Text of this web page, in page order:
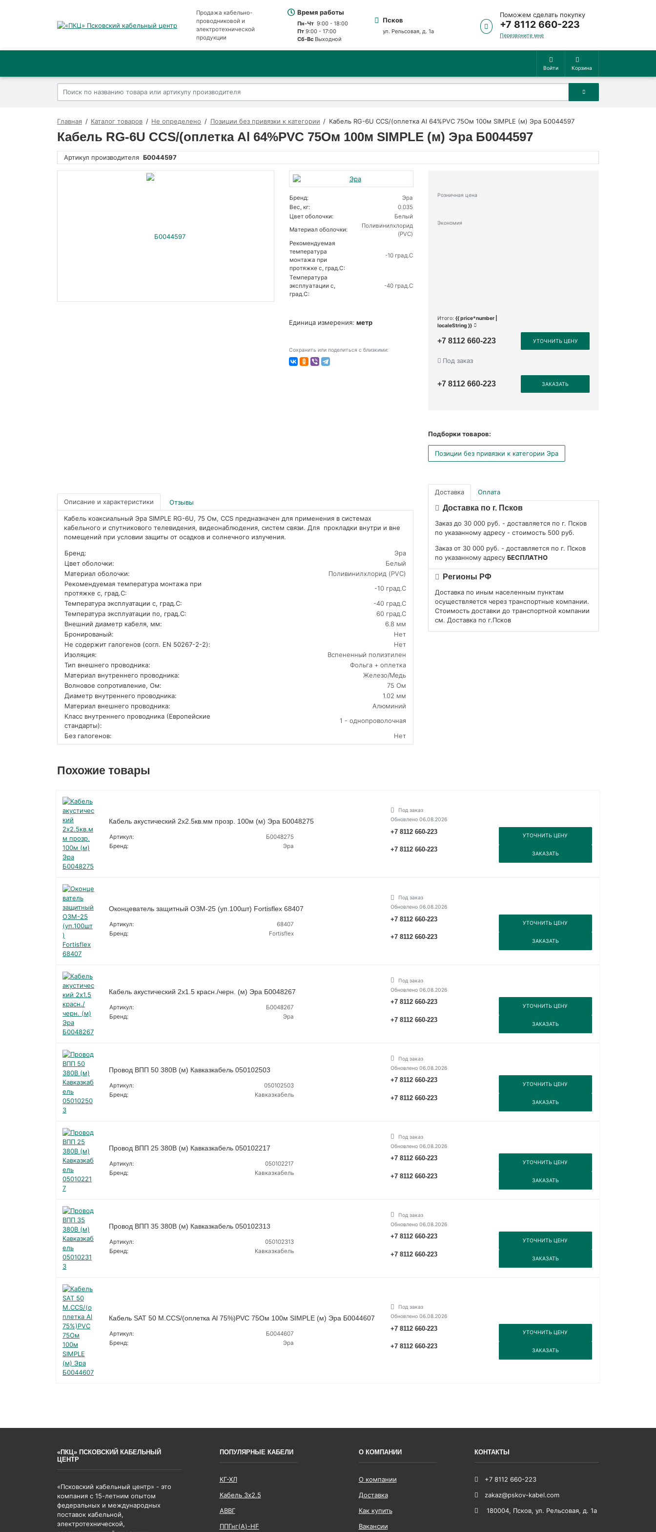
Продажа кабельно-
проводниковой и
электротехнической
продукции
Время работы
Пн-Чт9:00 - 18:00
Пт9:00 - 17:00
Сб-ВсВыходной
Псков
ул. Рельсовая, д. 1а
Поможем сделать покупку
+7 8112 660-223
Перезвоните мне
Войти Корзина
Главная Каталог товаров Не определено Позиции без привязки к категории Кабель RG-6U CCS/(оплетка Al 64%PVC 75Ом 100м SIMPLE (м) Эра Б0044597
Кабель RG-6U CCS/(оплетка Al 64%PVC 75Ом 100м SIMPLE (м) Эра Б0044597
Артикул производителя Б0044597
Бренд:
Эра
Вес, кг:
0.035
Цвет оболочки:
Белый
Материал оболочки:
Поливинилхлорид
(PVC)
Рекомендуемая
температура
монтажа при
протяжке с, град.C:
-10 град.C
Температура
эксплуатации с,
град.C:
-40 град.C
Единица измерения: метр
Сохранить или поделиться с близкими:
Розничная цена
Экономия
Итого: {{ price*number |
localeString }}
+7 8112 660-223 УТОЧНИТЬ ЦЕНУ
Под заказ
+7 8112 660-223 ЗАКАЗАТЬ
Подборки товаров:
Позиции без привязки к категории Эра
Доставка Оплата
Доставка по г. Псков
Заказ до 30 000 руб. - доставляется по г. Псков
по указанному адресу - стоимость 500 руб.
Заказ от 30 000 руб. - доставляется по г. Псков
по указанному адресу БЕСПЛАТНО
Регионы РФ
Доставка по иным населенным пунктам
осуществляется через транспортные компании.
Стоимость доставки до транспортной компании
см. Доставка по г.Псков
Описание и характеристики Отзывы
Кабель коаксиальный Эра SIMPLE RG-6U, 75 Ом, CCS предназначен для применения в системах
кабельного и спутникового телевидения, видеонаблюдения, систем связи. Для прокладки внутри и вне
помещений при условии защиты от осадков и солнечного излучения.
Бренд:
Эра
Цвет оболочки:
Белый
Материал оболочки:
Поливинилхлорид (PVC)
Рекомендуемая температура монтажа при
протяжке с, град.C:
-10 град.C
Температура эксплуатации с, град.C:
-40 град.C
Температура эксплуатации по, град.C:
60 град.C
Внешний диаметр кабеля, мм:
6.8 мм
Бронированый:
Нет
Не содержит галогенов (согл. EN 50267-2-2):
Нет
Изоляция:
Вспененный полиэтилен
Тип внешнего проводника:
Фольга + оплетка
Материал внутреннего проводника:
Железо/Медь
Волновое сопротивление, Ом:
75 Ом
Диаметр внутреннего проводника:
1.02 мм
Материал внешнего проводника:
Алюминий
Класс внутреннего проводника (Европейские
стандарты):
1 - однопроволочная
Без галогенов:
Нет
Похожие товары
Кабель акустический 2х2.5кв.мм прозр. 100м (м) Эра Б0048275
Артикул:
Б0048275
Бренд:
Эра
Под заказ
Обновлено 06.08.2026
+7 8112 660-223
УТОЧНИТЬ ЦЕНУ
+7 8112 660-223
ЗАКАЗАТЬ
Оконцеватель защитный ОЗМ-25 (уп.100шт) Fortisflex 68407
Артикул:
68407
Бренд:
Fortisflex
Под заказ
Обновлено 06.08.2026
+7 8112 660-223
УТОЧНИТЬ ЦЕНУ
+7 8112 660-223
ЗАКАЗАТЬ
Кабель акустический 2х1.5 красн./черн. (м) Эра Б0048267
Артикул:
Б0048267
Бренд:
Эра
Под заказ
Обновлено 06.08.2026
+7 8112 660-223
УТОЧНИТЬ ЦЕНУ
+7 8112 660-223
ЗАКАЗАТЬ
Провод ВПП 50 380В (м) Кавказкабель 050102503
Артикул:
050102503
Бренд:
Кавказкабель
Под заказ
Обновлено 06.08.2026
+7 8112 660-223
УТОЧНИТЬ ЦЕНУ
+7 8112 660-223
ЗАКАЗАТЬ
Провод ВПП 25 380В (м) Кавказкабель 050102217
Артикул:
050102217
Бренд:
Кавказкабель
Под заказ
Обновлено 06.08.2026
+7 8112 660-223
УТОЧНИТЬ ЦЕНУ
+7 8112 660-223
ЗАКАЗАТЬ
Провод ВПП 35 380В (м) Кавказкабель 050102313
Артикул:
050102313
Бренд:
Кавказкабель
Под заказ
Обновлено 06.08.2026
+7 8112 660-223
УТОЧНИТЬ ЦЕНУ
+7 8112 660-223
ЗАКАЗАТЬ
Кабель SAT 50 M.CCS/(оплетка Al 75%)PVC 75Ом 100м SIMPLE (м) Эра Б0044607
Артикул:
Б0044607
Бренд:
Эра
Под заказ
Обновлено 06.08.2026
+7 8112 660-223
УТОЧНИТЬ ЦЕНУ
+7 8112 660-223
ЗАКАЗАТЬ
«ПКЦ» ПСКОВСКИЙ КАБЕЛЬНЫЙ
ЦЕНТР
«Псковский кабельный центр» - это
компания с 15-летним опытом
федеральных и международных
поставок кабельной,
электротехнической,
ПОПУЛЯРНЫЕ КАБЕЛИ
КГ-ХЛ
Кабель 3x2.5
АВВГ
ППГнг(А)-HF
О КОМПАНИИ
О компании
Доставка
Как купить
Вакансии
КОНТАКТЫ
+7 8112 660-223
zakaz@pskov-kabel.com
180004, Псков, ул. Рельсовая, д. 1а